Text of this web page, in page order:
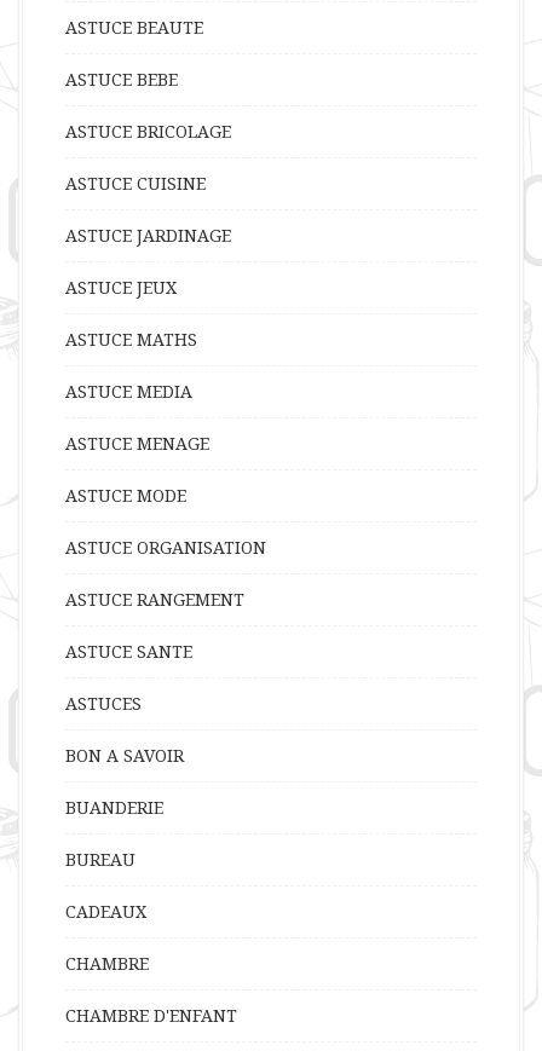
ASTUCE BEAUTE
ASTUCE BEBE
ASTUCE BRICOLAGE
ASTUCE CUISINE
ASTUCE JARDINAGE
ASTUCE JEUX
ASTUCE MATHS
ASTUCE MEDIA
ASTUCE MENAGE
ASTUCE MODE
ASTUCE ORGANISATION
ASTUCE RANGEMENT
ASTUCE SANTE
ASTUCES
BON A SAVOIR
BUANDERIE
BUREAU
CADEAUX
CHAMBRE
CHAMBRE D'ENFANT